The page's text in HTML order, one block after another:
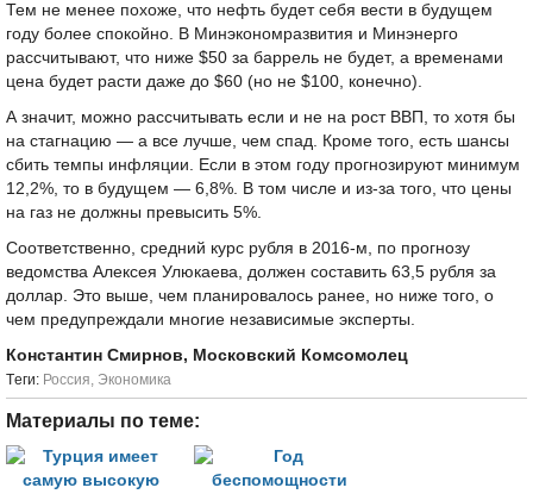
Тем не менее похоже, что нефть будет себя вести в будущем
году более спокойно. В Минэкономразвития и Минэнерго
рассчитывают, что ниже $50 за баррель не будет, а временами
цена будет расти даже до $60 (но не $100, конечно).
А значит, можно рассчитывать если и не на рост ВВП, то хотя бы
на стагнацию — а все лучше, чем спад. Кроме того, есть шансы
сбить темпы инфляции. Если в этом году прогнозируют минимум
12,2%, то в будущем — 6,8%. В том числе и из-за того, что цены
на газ не должны превысить 5%.
Соответственно, средний курс рубля в 2016-м, по прогнозу
ведомства Алексея Улюкаева, должен составить 63,5 рубля за
доллар. Это выше, чем планировалось ранее, но ниже того, о
чем предупреждали многие независимые эксперты.
Константин Смирнов, Московский Комсомолец
Tеги: Россия, Экономика
Материалы по теме: